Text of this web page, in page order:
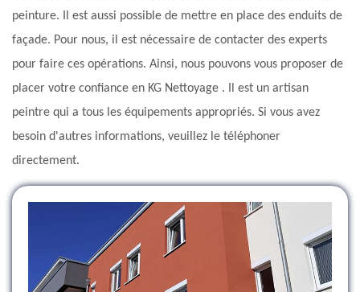
peinture. Il est aussi possible de mettre en place des enduits de
façade. Pour nous, il est nécessaire de contacter des experts
pour faire ces opérations. Ainsi, nous pouvons vous proposer de
placer votre confiance en KG Nettoyage . Il est un artisan
peintre qui a tous les équipements appropriés. Si vous avez
besoin d'autres informations, veuillez le téléphoner
directement.